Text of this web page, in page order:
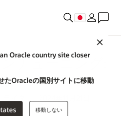
Oracle country site closer
たOracleの国別サイトに移動
移動しない
チューニング:
イター | 2024年11月21日